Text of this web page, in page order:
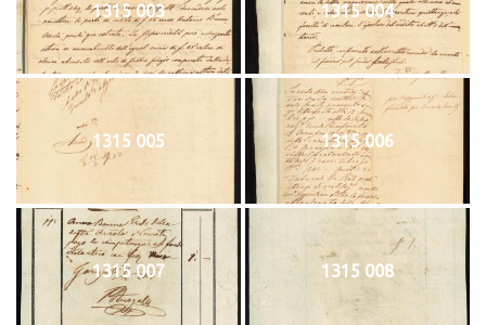
1315 003 1315 004
1315 005 1315 006
1315 007 1315 008